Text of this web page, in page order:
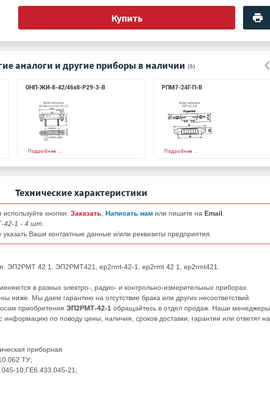
Купить
аналоги и другие приборы в наличии (6)
ОНП-ЖИ-8-42/46х8-Р29-3-В
Подробнее ...
РПМ7-24Г-П-В
Подробнее ...
Технические характеристики
кнопки: Заказать Написать нам или пишите на Email
42-1 - 4 шт.
указать Ваши контактные данные и/или реквизиты предприятия.
ЭП2РМТ 42 1, ЭП2РМТ421, ep2rmt-42-1, ep2rmt 42 1, ep2rmt421.
в разных электро-, радио- и контрольно-измерительных приборах.
ниже. Мы даем гарантию на отсутствие брака или других несоответствий
приобретения ЭП2РМТ-42-1 обращайтесь в отдел продаж. Наши менеджеры
по поводу цены, наличия, сроков доставки, гарантии или ответят на
приборная
ТУ;
10,ГЕ6.433.045-21;